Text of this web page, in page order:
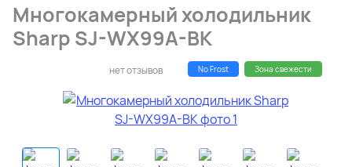
Многокамерный холодильник
Sharp SJ-WX99A-BK
нет отзывов No Frost Зона свежести